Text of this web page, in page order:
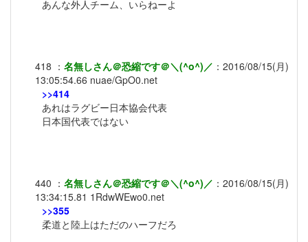
あんな外人チーム、いらねーよ
418 ： 名無しさん＠恐縮です＠＼(^o^)／ ： 2016/08/15(月)
13:05:54.66 nuae/GpO0.net
>>414
あれはラグビー日本協会代表
日本国代表ではない
440 ： 名無しさん＠恐縮です＠＼(^o^)／ ： 2016/08/15(月)
13:34:15.81 1RdwWEwo0.net
>>355
柔道と陸上はただのハーフだろ